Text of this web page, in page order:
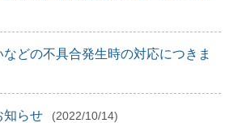
どの不具合発生時の対応につきま
知らせ (2022/10/14)